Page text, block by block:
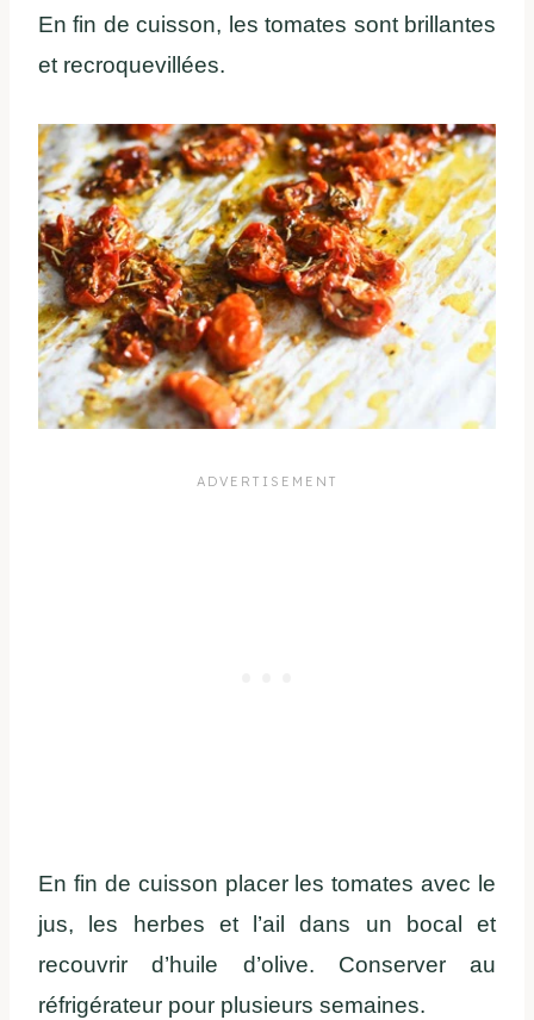
En fin de cuisson, les tomates sont brillantes
et recroquevillées.
En fin de cuisson placer les tomates avec le
jus, les herbes et l’ail dans un bocal et
recouvrir d’huile d’olive. Conserver au
réfrigérateur pour plusieurs semaines.